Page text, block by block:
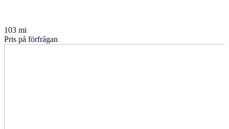
103 mi
Pris på förfrågan